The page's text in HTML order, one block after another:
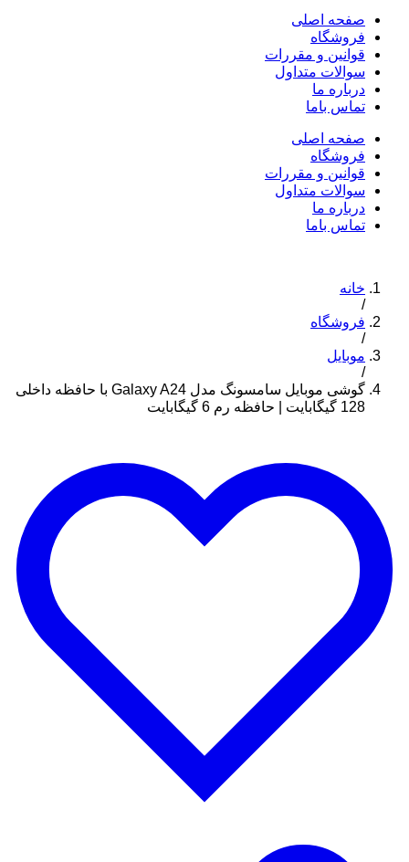
صفحه اصلی
فروشگاه
قوانین و مقررات
سوالات متداول
درباره ما
تماس باما
صفحه اصلی
فروشگاه
قوانین و مقررات
سوالات متداول
درباره ما
تماس باما
خانه
/
فروشگاه
/
موبایل
/
گوشی موبایل سامسونگ مدل Galaxy A24 با حافظه داخلی
128 گیگابایت | حافظه رم 6 گیگابایت